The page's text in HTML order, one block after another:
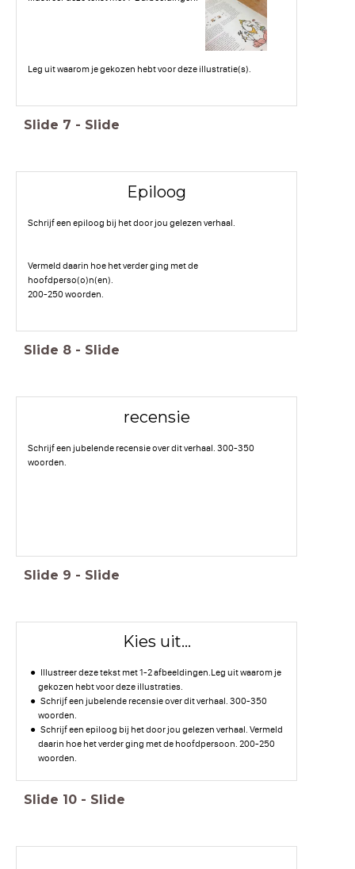
Leg uit waarom je gekozen hebt voor deze illustratie(s).
Slide 7 - Slide
Epiloog
Schrijf een epiloog bij het door jou gelezen verhaal.
Vermeld daarin hoe het verder ging met de
hoofdperso(o)n(en).
200-250 woorden.
Slide 8 - Slide
recensie
Schrijf een jubelende recensie over dit verhaal. 300-350
woorden.
Slide 9 - Slide
Kies uit...
Illustreer deze tekst met 1-2 afbeeldingen.Leg uit waarom je
gekozen hebt voor deze illustraties.
Schrijf een jubelende recensie over dit verhaal. 300-350
woorden.
Schrijf een epiloog bij het door jou gelezen verhaal. Vermeld
daarin hoe het verder ging met de hoofdpersoon. 200-250
woorden.
Slide 10 - Slide